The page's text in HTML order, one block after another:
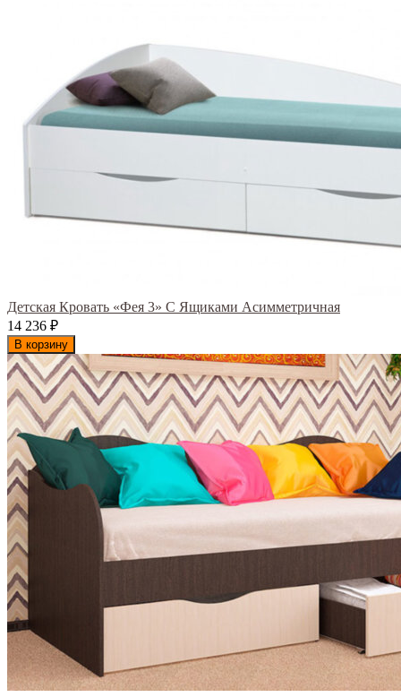
Детская Кровать «Фея 3» С Ящиками Асимметричная
14 236 ₽
В корзину